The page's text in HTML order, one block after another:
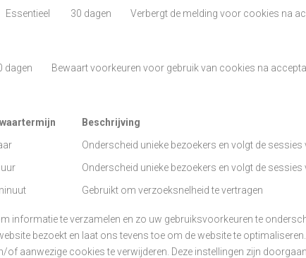
Essentieel 30 dagen Verbergt de melding voor cookies na
dagen Bewaart voorkeuren voor gebruik van cookies na
Beschrijving
Onderscheid unieke bezoekers en volgt de
Onderscheid unieke bezoekers en volgt de
Gebruikt om verzoeksnelheid te vertragen
informatie te verzamelen en zo uw gebruiksvoorkeuren te
bezoekt en laat ons tevens toe om de website te optimaliseren.
aanwezige cookies te verwijderen. Deze instellingen zijn